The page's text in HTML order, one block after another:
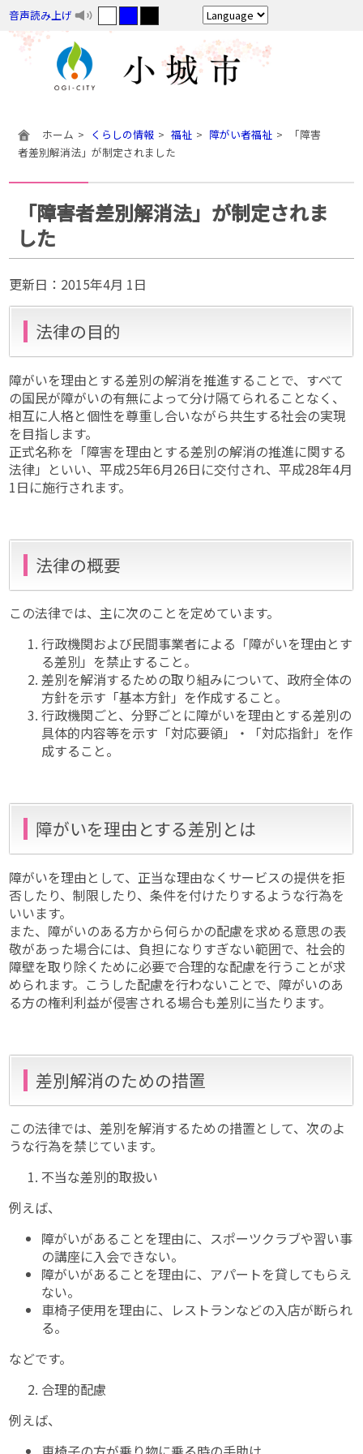
音声読み上げ
ホーム くらしの情報 福祉 障がい者福祉
「障害
者差別解消法」が制定されました
「障害者差別解消法」が制定されま
した
更新日： 2015年4月 1日
法律の目的
障がいを理由とする差別の解消を推進することで、すべて
の国民が障がいの有無によって分け隔てられることなく、
相互に人格と個性を尊重し合いながら共生する社会の実現
を目指します。
正式名称を「障害を理由とする差別の解消の推進に関する
法律」といい、平成25年6月26日に交付され、平成28年4月
1日に施行されます。
法律の概要
この法律では、主に次のことを定めています。
行政機関および民間事業者による「障がいを理由とす
る差別」を禁止すること。
差別を解消するための取り組みについて、政府全体の
方針を示す「基本方針」を作成すること。
行政機関ごと、分野ごとに障がいを理由とする差別の
具体的内容等を示す「対応要領」・「対応指針」を作
成すること。
障がいを理由とする差別とは
障がいを理由として、正当な理由なくサービスの提供を拒
否したり、制限したり、条件を付けたりするような行為を
いいます。
また、障がいのある方から何らかの配慮を求める意思の表
敬があった場合には、負担になりすぎない範囲で、社会的
障壁を取り除くために必要で合理的な配慮を行うことが求
められます。こうした配慮を行わないことで、障がいのあ
る方の権利利益が侵害される場合も差別に当たります。
差別解消のための措置
この法律では、差別を解消するための措置として、次のよ
うな行為を禁じています。
不当な差別的取扱い
例えば、
障がいがあることを理由に、スポーツクラブや習い事
の講座に入会できない。
障がいがあることを理由に、アパートを貸してもらえ
ない。
車椅子使用を理由に、レストランなどの入店が断られ
る。
などです。
合理的配慮
例えば、